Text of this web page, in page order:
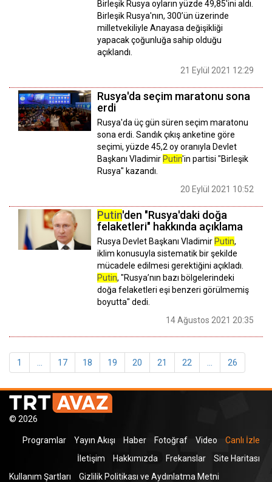
Birleşik Rusya oyların yüzde 49,85'ini aldı.
Birleşik Rusya'nın, 300’ün üzerinde
milletvekiliyle Anayasa değişikliği
yapacak çoğunluğa sahip olduğu
açıklandı.
21 Eylül 2021 12:29
Rusya'da seçim maratonu sona
erdi
Rusya'da üç gün süren seçim maratonu
sona erdi. Sandık çıkış anketine göre
seçimi, yüzde 45,2 oy oranıyla Devlet
Başkanı Vladimir Putin'in partisi "Birleşik
Rusya" kazandı.
20 Eylül 2021 10:52
Putin'den "Rusya'daki doğa
felaketleri" hakkında açıklama
Rusya Devlet Başkanı Vladimir Putin,
iklim konusuyla sistematik bir şekilde
mücadele edilmesi gerektiğini açıkladı.
Putin, "Rusya’nın bazı bölgelerindeki
doğa felaketleri eşi benzeri görülmemiş
boyutta" dedi.
14 Ağustos 2021 20:35
1 17 18 19 20 21 22 26
© 2026
Programlar Yayın Akışı Haber Fotoğraf Video
Canlı İzle
İletişim
Hakkımızda Frekanslar
Site Haritası
Kullanım Şartları
Gizlilik Politikası ve Aydınlatma Metni